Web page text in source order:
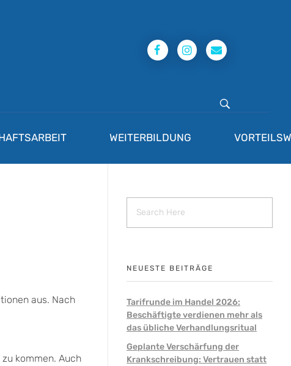
WEITERBILDUNG
aus. Nach
kommen. Auch
NEUESTE BEITRÄGE
Tarifrunde im Handel 2026:
Beschäftigte verdienen mehr als
das übliche Verhandlungsritual
Geplante Verschärfung der
Krankschreibung: Vertrauen statt